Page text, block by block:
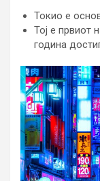
Токио е
Тој е првиот
година